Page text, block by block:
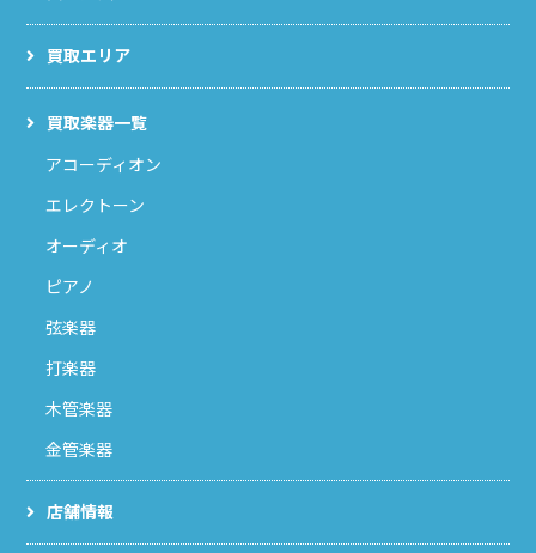
買取エリア
買取楽器一覧
アコーディオン
エレクトーン
オーディオ
ピアノ
弦楽器
打楽器
木管楽器
金管楽器
店舗情報